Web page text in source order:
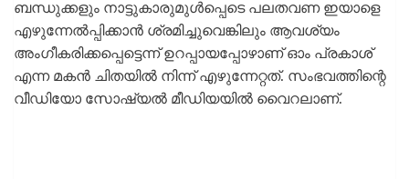
ബന്ധുക്കളും നാട്ടുകാരുമുൾപ്പെടെ പലതവണ ഇയാളെ
എഴുന്നേൽപ്പിക്കാൻ ശ്രമിച്ചുവെങ്കിലും ആവശ്യം
അംഗീകരിക്കപ്പെട്ടെന്ന് ഉറപ്പായപ്പോഴാണ് ഓം പ്രകാശ്
എന്ന മകൻ ചിതയിൽ നിന്ന് എഴുന്നേറ്റത്. സംഭവത്തിന്റെ
വീഡിയോ സോഷ്യൽ മീഡിയയിൽ വൈറലാണ്.